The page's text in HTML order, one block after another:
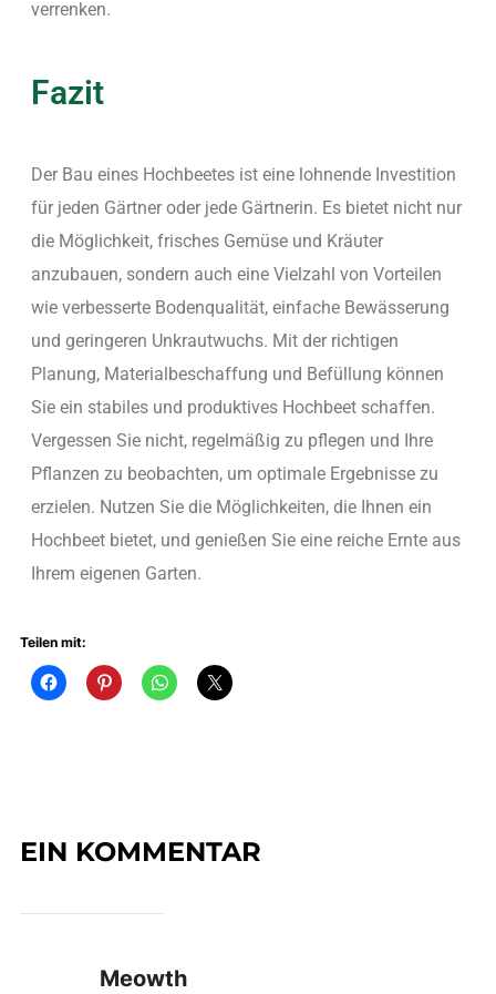
verrenken.
Fazit
Der Bau eines Hochbeetes ist eine lohnende Investition
für jeden Gärtner oder jede Gärtnerin. Es bietet nicht nur
die Möglichkeit, frisches Gemüse und Kräuter
anzubauen, sondern auch eine Vielzahl von Vorteilen
wie verbesserte Bodenqualität, einfache Bewässerung
und geringeren Unkrautwuchs. Mit der richtigen
Planung, Materialbeschaffung und Befüllung können
Sie ein stabiles und produktives Hochbeet schaffen.
Vergessen Sie nicht, regelmäßig zu pflegen und Ihre
Pflanzen zu beobachten, um optimale Ergebnisse zu
erzielen. Nutzen Sie die Möglichkeiten, die Ihnen ein
Hochbeet bietet, und genießen Sie eine reiche Ernte aus
Ihrem eigenen Garten.
Teilen mit:
EIN KOMMENTAR
Meowth